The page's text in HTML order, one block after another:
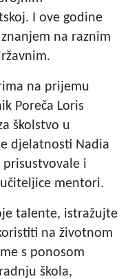
I ove godine
na raznim
na prijemu
Poreča Loris
školstvo u
djelatnosti Nadia
prisustvovale i
mentori.
talente, istražujte
na životnom
s ponosom
škola,